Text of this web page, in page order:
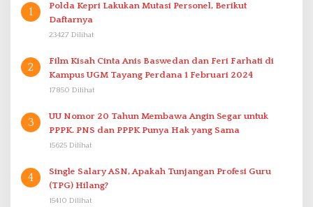
1
Polda Kepri Lakukan Mutasi Personel, Berikut
Daftarnya
23427 Dilihat
2
Film Kisah Cinta Anis Baswedan dan Feri Farhati di
Kampus UGM Tayang Perdana 1 Februari 2024
17850 Dilihat
3
UU Nomor 20 Tahun Membawa Angin Segar untuk
PPPK. PNS dan PPPK Punya Hak yang Sama
15625 Dilihat
4
Single Salary ASN, Apakah Tunjangan Profesi Guru
(TPG) Hilang?
15410 Dilihat